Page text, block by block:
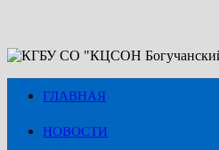
Перейти
к
содержимому
ГЛАВНАЯ
НОВОСТИ